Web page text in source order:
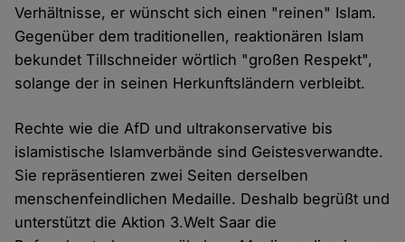
Verhältnisse, er wünscht sich einen "reinen" Islam.
Gegenüber dem traditionellen, reaktionären Islam
bekundet Tillschneider wörtlich "großen Respekt",
solange der in seinen Herkunftsländern verbleibt.
Rechte wie die AfD und ultrakonservative bis
islamistische Islamverbände sind Geistesverwandte.
Sie repräsentieren zwei Seiten derselben
menschenfeindlichen Medaille. Deshalb begrüßt und
unterstützt die Aktion 3.Welt Saar die